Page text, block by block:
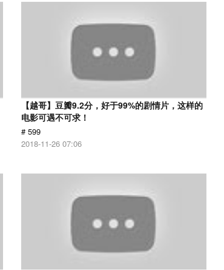
【越哥】豆瓣9.2分，好于99%的剧情片，这样的
电影可遇不可求！
# 599
2018-11-26 07:06